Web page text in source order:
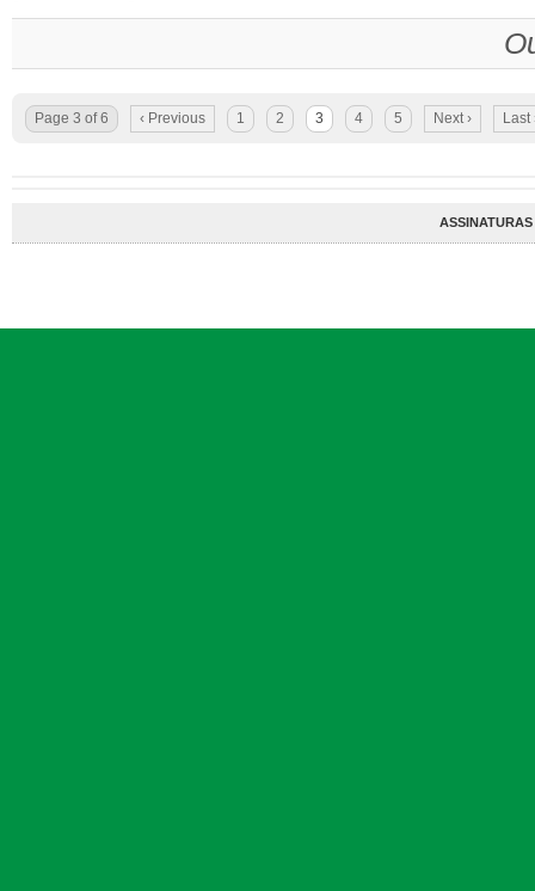
Page 3 of 6 ‹ Previous 1 2 3 4 5 Next › Last
ASSINATURAS